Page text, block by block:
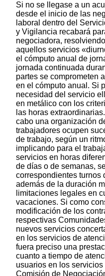
Si no se llegase a un
desde el inicio de las
laboral dentro del
y Vigilancia recabará
negociadora,
aquellos servicios
el cómputo anual de
jornada continuada
partes se comprometen
en el cómputo anual. Si
necesidad del servicio
en metálico con los
las horas
cabo una organización
trabajadores ocupen
de trabajo, según un
implicando para el
servicios en horas
de días o de semanas,
correspondientes turnos
además de la duración
limitaciones legales en
vacaciones. Si como
modificación de los
respectivas
nuevos servicios
en los servicios de
fuera preciso una
cuanto a tiempo de
usuarios en los
Comisión de